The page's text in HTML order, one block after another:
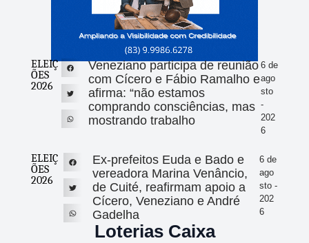
ELEIÇ
ÕES
2026
Veneziano participa de reunião
com Cícero e Fábio Ramalho e
afirma: “não estamos
comprando consciências, mas
mostrando trabalho
6 de
ago
sto
-
202
6
ELEIÇ
ÕES
2026
Ex-prefeitos Euda e Bado e
vereadora Marina Venâncio,
de Cuité, reafirmam apoio a
Cícero, Veneziano e André
Gadelha
6 de
ago
sto -
202
6
Loterias Caixa